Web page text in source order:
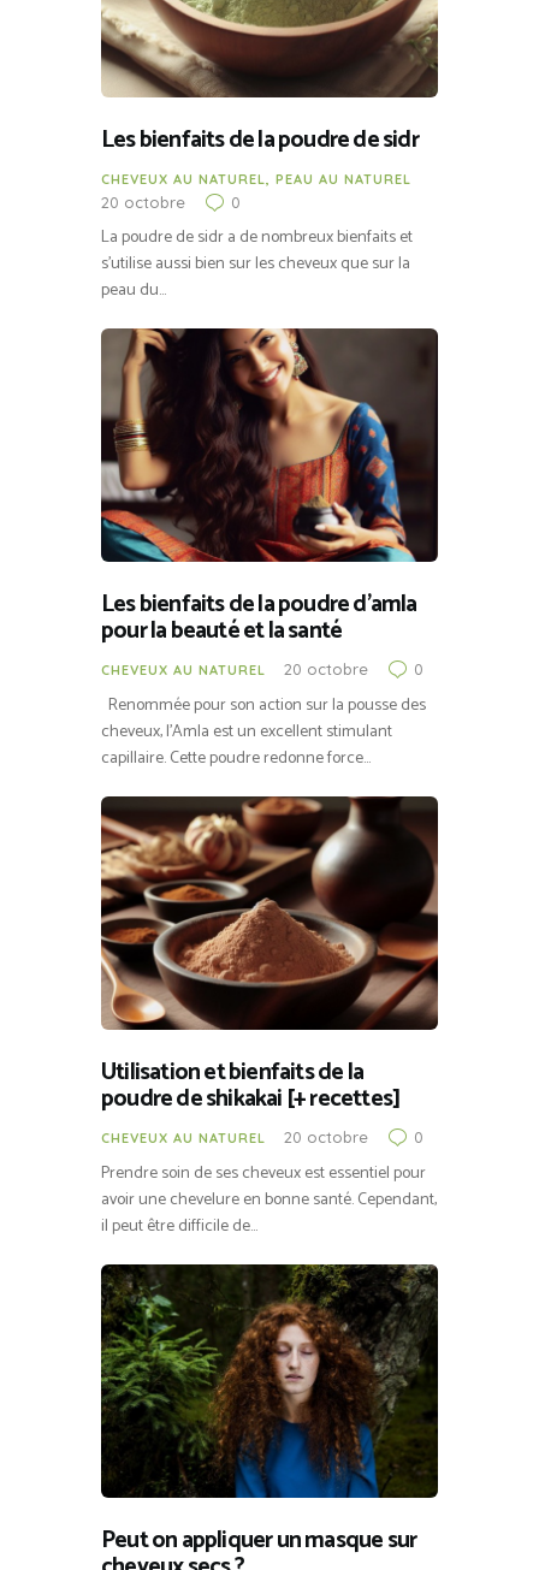
Les bienfaits de la poudre de sidr
CHEVEUX AU NATUREL, PEAU AU NATUREL
20 octobre 0
La poudre de sidr a de nombreux bienfaits et
s’utilise aussi bien sur les cheveux que sur la
peau du…
Les bienfaits de la poudre d’amla
pour la beauté et la santé
CHEVEUX AU NATUREL 20 octobre 0
Renommée pour son action sur la pousse des
cheveux, l’Amla est un excellent stimulant
capillaire. Cette poudre redonne force…
Utilisation et bienfaits de la
poudre de shikakai [+ recettes]
CHEVEUX AU NATUREL 20 octobre 0
Prendre soin de ses cheveux est essentiel pour
avoir une chevelure en bonne santé. Cependant,
il peut être difficile de…
Peut on appliquer un masque sur